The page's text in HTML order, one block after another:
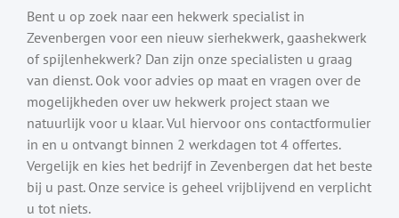
Bent u op zoek naar een hekwerk specialist in
Zevenbergen voor een nieuw sierhekwerk, gaashekwerk
of spijlenhekwerk? Dan zijn onze specialisten u graag
van dienst. Ook voor advies op maat en vragen over de
mogelijkheden over uw hekwerk project staan we
natuurlijk voor u klaar. Vul hiervoor ons contactformulier
in en u ontvangt binnen 2 werkdagen tot 4 offertes.
Vergelijk en kies het bedrijf in Zevenbergen dat het beste
bij u past. Onze service is geheel vrijblijvend en verplicht
u tot niets.